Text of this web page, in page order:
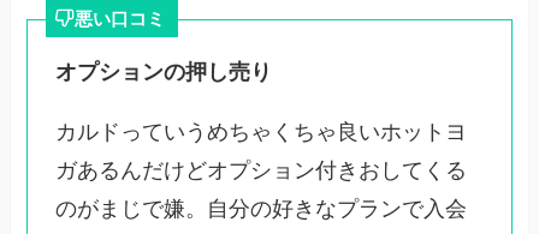
悪い口コミ
オプションの押し売り
カルドっていうめちゃくちゃ良いホットヨ
ガあるんだけどオプション付きおしてくる
のがまじで嫌。自分の好きなプランで入会